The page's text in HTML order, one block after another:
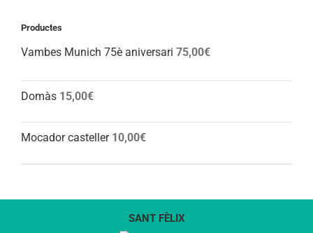
Productes
Vambes Munich 75è aniversari 75,00€
Domàs 15,00€
Mocador casteller 10,00€
SANT FÈLIX